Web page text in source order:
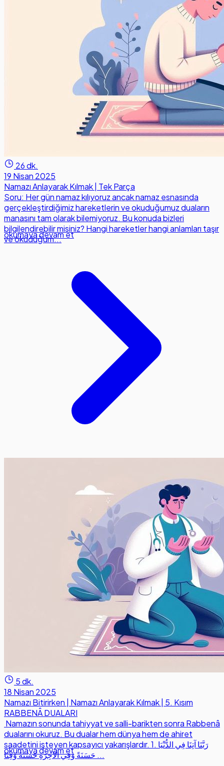
26 dk.
19 Nisan 2025
Namazı Anlayarak Kılmak | Tek Parça
Soru: Her gün namaz kılıyoruz ancak namaz esnasında
gerçekleştirdiğimiz hareketlerin ve okuduğumuz duaların
manasını tam olarak bilemiyoruz. Bu konuda bizleri
bilgilendirebilir misiniz? Hangi hareketler hangi anlamları taşır
ve okuduğum...
okumaya devam et
5 dk.
18 Nisan 2025
Namazı Bitirirken | Namazı Anlayarak Kılmak | 5. Kısım
RABBENÂ DUALARI
Namazın sonunda tahiyyat ve salli-barikten sonra Rabbenâ
dualarını okuruz. Bu dualar hem dünya hem de ahiret
saadetini isteyen kapsayıcı yakarışlardır. 1. رَبَّنَا آتِنَا فِي الدُّنْيَا
حَسَنَةً وَفِي الآخِرَةِ حَسَنَةً وَقِنَا ...
okumaya devam et